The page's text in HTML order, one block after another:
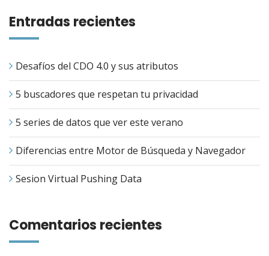
Entradas recientes
Desafíos del CDO 4.0 y sus atributos
5 buscadores que respetan tu privacidad
5 series de datos que ver este verano
Diferencias entre Motor de Búsqueda y Navegador
Sesion Virtual Pushing Data
Comentarios recientes